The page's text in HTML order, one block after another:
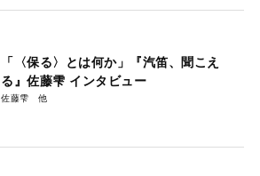
「〈保る〉とは何か」『汽笛、聞こえ
る』佐藤雫 インタビュー
佐藤雫